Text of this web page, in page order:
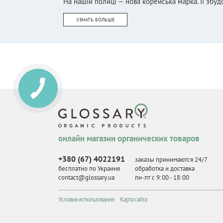
УЗНАТЬ БОЛЬШЕ
онлайн магазин органических товаров
+380 (67) 4022191
бесплатно по Украине
contact@glossary.ua
заказы принимаются 24/7
обработка и доставка
пн-пт с 9:00 - 18:00
Условия использования Карта сайта